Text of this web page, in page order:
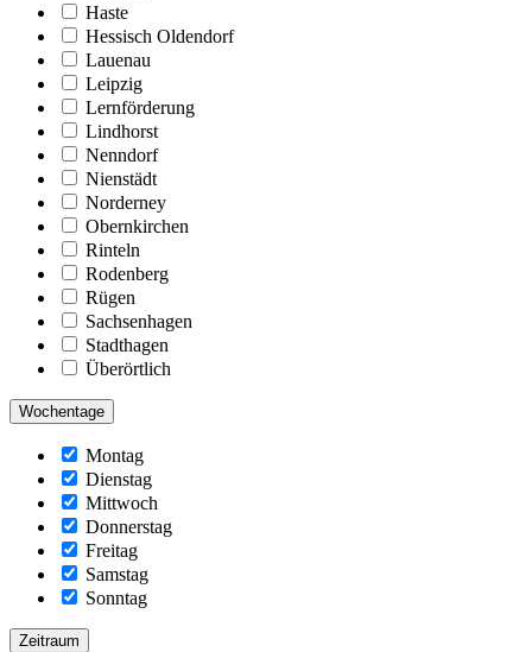
Haste
Hessisch Oldendorf
Lauenau
Leipzig
Lernförderung
Lindhorst
Nenndorf
Nienstädt
Norderney
Obernkirchen
Rinteln
Rodenberg
Rügen
Sachsenhagen
Stadthagen
Überörtlich
Wochentage
Montag
Dienstag
Mittwoch
Donnerstag
Freitag
Samstag
Sonntag
Zeitraum